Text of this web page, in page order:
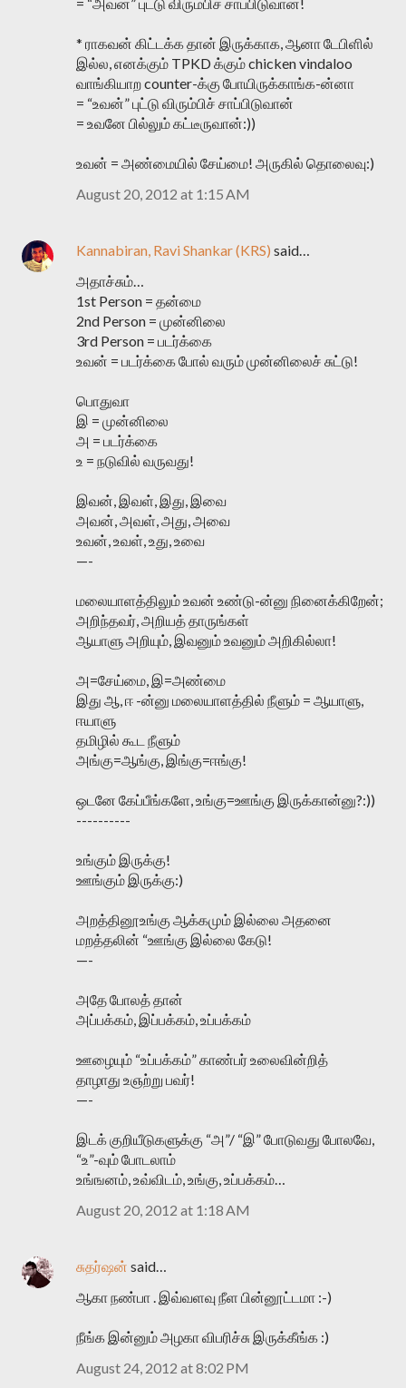
* ராகவன் கிட்டக்க தான் இருக்காக, ஆனா டேபிளில்
இல்ல, எனக்கும் TPKD க்கும் chicken vindaloo
வாங்கியாற counter-க்கு போயிருக்காங்க-ன்னா
= “உவன்” புட்டு விரும்பிச் சாப்பிடுவான்
= உவனே பில்லும் கட்டீருவான்:))
உவன் = அண்மையில் சேய்மை! அருகில் தொலைவு:)
August 20, 2012 at 1:15 AM
Kannabiran, Ravi Shankar (KRS) said…
அதாச்சும்…
1st Person = தன்மை
2nd Person = முன்னிலை
3rd Person = படர்க்கை
உவன் = படர்க்கை போல் வரும் முன்னிலைச் சுட்டு!
பொதுவா
இ = முன்னிலை
அ = படர்க்கை
உ = நடுவில் வருவது!
இவன், இவள், இது, இவை
அவன், அவள், அது, அவை
உவன், உவள், உது, உவை
—-
மலையாளத்திலும் உவன் உண்டு-ன்னு நினைக்கிறேன்;
அறிந்தவர், அறியத் தாருங்கள்
ஆயாளு அறியும், இவனும் உவனும் அறிகில்லா!
அ=சேய்மை, இ=அண்மை
இது ஆ, ஈ -ன்னு மலையாளத்தில் நீளும் = ஆயாளு,
ஈயாளு
தமிழில் கூட நீளும்
அங்கு=ஆங்கு, இங்கு=ஈங்கு!
ஒடனே கேப்பீங்களே, உங்கு=ஊங்கு இருக்கான்னு?:))
----------
உங்கும் இருக்கு!
ஊங்கும் இருக்கு:)
அறத்தினூஉங்கு ஆக்கமும் இல்லை அதனை
மறத்தலின் “ஊங்கு இல்லை கேடு!
—-
அதே போலத் தான்
அப்பக்கம், இப்பக்கம், உப்பக்கம்
ஊழையும் “உப்பக்கம்” காண்பர் உலைவின்றித்
தாழாது உஞற்று பவர்!
—-
இடக் குறியீடுகளுக்கு “அ”/ “இ” போடுவது போலவே,
“உ”-வும் போடலாம்
உங்ஙனம், உவ்விடம், உங்கு, உப்பக்கம்…
August 20, 2012 at 1:18 AM
சுதர்ஷன் said…
ஆகா நண்பா . இவ்வளவு நீள பின்னூட்டமா :-)
நீங்க இன்னும் அழகா விபரிச்சு இருக்கீங்க :)
August 24, 2012 at 8:02 PM